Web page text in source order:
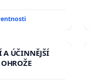
A ÚČINNĚJŠÍ